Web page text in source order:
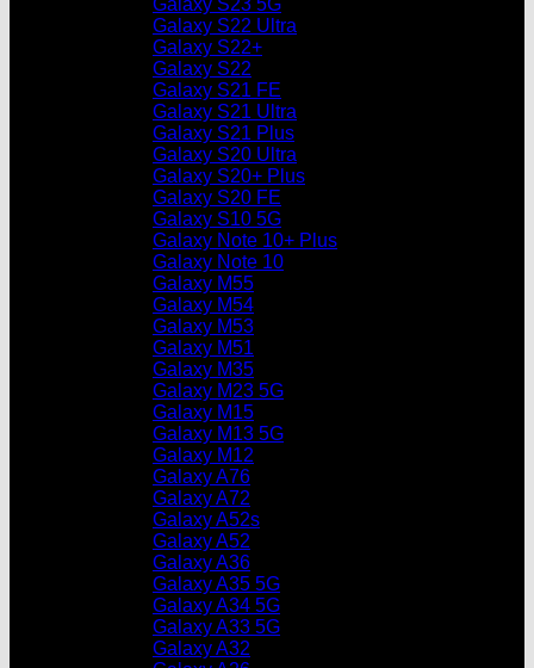
Galaxy S23 5G
Galaxy S22 Ultra
Galaxy S22+
Galaxy S22
Galaxy S21 FE
Galaxy S21 Ultra
Galaxy S21 Plus
Galaxy S20 Ultra
Galaxy S20+ Plus
Galaxy S20 FE
Galaxy S10 5G
Galaxy Note 10+ Plus
Galaxy Note 10
Galaxy M55
Galaxy M54
Galaxy M53
Galaxy M51
Galaxy M35
Galaxy M23 5G
Galaxy M15
Galaxy M13 5G
Galaxy M12
Galaxy A76
Galaxy A72
Galaxy A52s
Galaxy A52
Galaxy A36
Galaxy A35 5G
Galaxy A34 5G
Galaxy A33 5G
Galaxy A32